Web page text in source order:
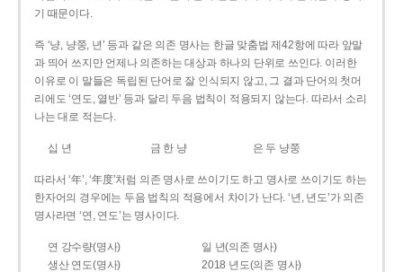
기 때문이다.
즉 ‘냥, 냥쭝, 년’ 등과 같은 의존 명사는 한글 맞춤법 제42항에 따라 앞말
과 띄어 쓰지만 언제나 의존하는 대상과 하나의 단위로 쓰인다. 이러한
이유로 이 말들은 독립된 단어로 잘 인식되지 않고, 그 결과 단어의 첫머
리에도 ‘연도, 열반’ 등과 달리 두음 법칙이 적용되지 않는다. 따라서 소리
나는 대로 적는다.
십 년 금 한 냥 은 두 냥쭝
따라서 ‘年’, ‘年度’처럼 의존 명사로 쓰이기도 하고 명사로 쓰이기도 하는
한자어의 경우에는 두음 법칙의 적용에서 차이가 난다. ‘년, 년도’가 의존
명사라면 ‘연, 연도’는 명사이다.
연 강수량(명사)
일 년(의존 명사)
생산 연도(명사)
2018 년도(의존 명사)